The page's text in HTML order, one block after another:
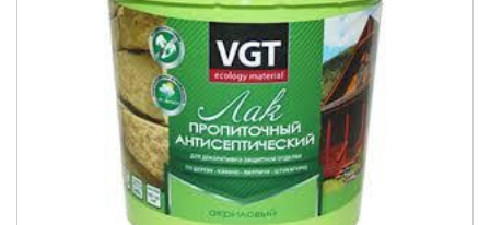
0,9 кг: 2,2 кг: 9 кг.
100-160 г/м².
полное высыхание:
до отлипа – 1 час, полное высыхание через 24 часа
при температуре (20±2)°С и отн. влажности воздуха
(65±5)%. Работы производить при температуре от +7°С
до +30°С и отн. влажности воздуха не более 80%.